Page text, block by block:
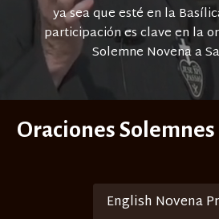
ya sea que esté en la
participación es clave en la
Solemne Novena a
Oraciones
English Novena